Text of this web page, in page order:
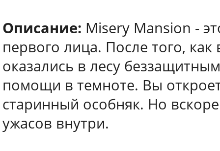
Описание: Misery Mansion -
первого лица. После того,
оказались в лесу
помощи в темноте. Вы
старинный особняк. Но
ужасов внутри.